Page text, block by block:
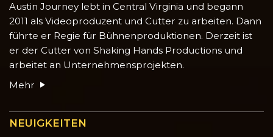
Austin Journey lebt in Central Virginia und begann
2011 als Videoproduzent und Cutter zu arbeiten. Dann
führte er Regie für Bühnenproduktionen. Derzeit ist
er der Cutter von Shaking Hands Productions und
arbeitet an Unternehmensprojekten.
Mehr
NEUIGKEITEN